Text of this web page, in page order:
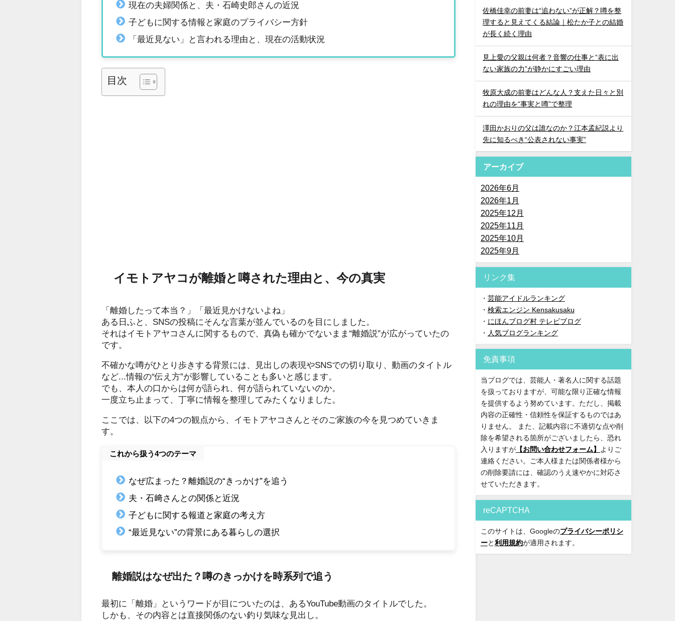
現在の夫婦関係と、夫・石崎史郎さんの近況
子どもに関する情報と家庭のプライバシー方針
「最近見ない」と言われる理由と、現在の活動状況
目次
イモトアヤコが離婚と噂された理由と、今の真実
「離婚したって本当？」「最近見かけないよね」
ある日ふと、SNSの投稿にそんな言葉が並んでいるのを目にしました。
それはイモトアヤコさんに関するもので、真偽も確かでないまま“離婚説”が広がっていたの
です。
不確かな噂がひとり歩きする背景には、見出しの表現やSNSでの切り取り、動画のタイトル
など...情報の“伝え方”が影響していることも多いと感じます。
でも、本人の口からは何が語られ、何が語られていないのか。
一度立ち止まって、丁寧に情報を整理してみたくなりました。
ここでは、以下の4つの観点から、イモトアヤコさんとそのご家族の今を見つめていきま
す。
これから扱う4つのテーマ
なぜ広まった？離婚説の“きっかけ”を追う
夫・石﨑さんとの関係と近況
子どもに関する報道と家庭の考え方
“最近見ない”の背景にある暮らしの選択
離婚説はなぜ出た？噂のきっかけを時系列で追う
最初に「離婚」というワードが目についたのは、あるYouTube動画のタイトルでした。
しかも、その内容とは直接関係のない釣り気味な見出し。
佐橋佳幸の前妻は“追わない”が正解？噂を整
理すると見えてくる結論｜松たか子との結婚
が長く続く理由
見上愛の父親は何者？音響の仕事と“表に出
ない家族の力”が静かにすごい理由
牧原大成の前妻はどんな人？支えた日々と別
れの理由を“事実と噂”で整理
澤田かおりの父は誰なのか？江本孟紀説より
先に知るべき“公表されない事実”
アーカイブ
2026年6月
2026年1月
2025年12月
2025年11月
2025年10月
2025年9月
リンク集
・ 芸能アイドルランキング
・ 検索エンジン Kensakusaku
・ にほんブログ村 テレビブログ
・ 人気ブログランキング
免責事項
当ブログでは、芸能人・著名人に関する話題
を扱っておりますが、可能な限り正確な情報
を提供するよう努めています。ただし、掲載
内容の正確性・信頼性を保証するものではあ
りません。 また、記載内容に不適切な点や削
除を希望される箇所がございましたら、恐れ
入りますが【お問い合わせフォーム】
よりご
連絡ください。ご本人様または関係者様から
の削除要請には、確認のうえ速やかに対応さ
せていただきます。
reCAPTCHA
このサイトは、Googleのプライバシーポリシ
ーと 利用規約が適用されます。